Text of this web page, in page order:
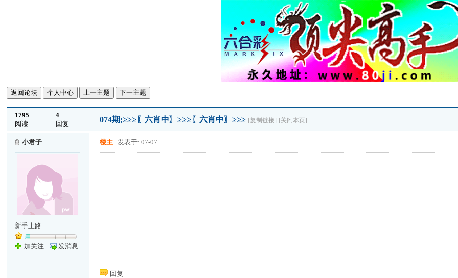
返回论坛 个人中心 上一主题 下一主题
1795
阅读
4
回复
074期;≥≥≥〖六肖中〗≥≥≥〖六肖中〗≥≥≥ [复制链接] [关闭本页]
小君子
新手上路
加关注 发消息
楼主 发表于: 07-07
回复